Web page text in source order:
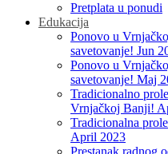
Pretplata u ponudi
Edukacija
Ponovo u
savetovanje! Jun
Ponovo u
savetovanje! Maj
Tradicionalno
Vrnjačkoj Banji!
Tradicionalna
April 2023
Prestanak radnog